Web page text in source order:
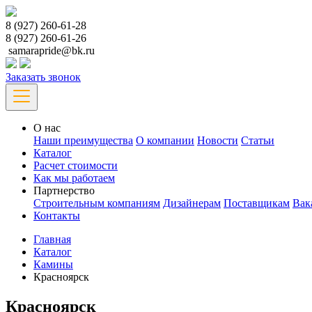
8 (927) 260-61-28
8 (927) 260-61-26
samarapride@bk.ru
Заказать звонок
О нас
Наши преимущества О компании Новости Статьи
Каталог
Расчет стоимости
Как мы работаем
Партнерство
Строительным компаниям Дизайнерам Поставщикам
Контакты
Главная
Каталог
Камины
Красноярск
Красноярск